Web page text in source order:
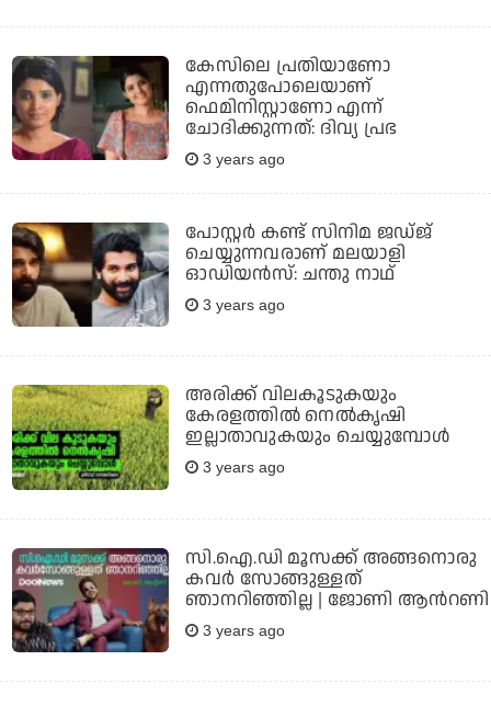
കേസിലെ പ്രതിയാണോ
എന്നതുപോലെയാണ്
ഫെമിനിസ്റ്റാണോ എന്ന്
ചോദിക്കുന്നത്: ദിവ്യ പ്രഭ
3 years ago
പോസ്റ്റര്‍ കണ്ട് സിനിമ ജഡ്ജ്
ചെയ്യുന്നവരാണ് മലയാളി
ഓഡിയന്‍സ്: ചന്തു നാഥ്
3 years ago
അരിക്ക് വിലകൂടുകയും
കേരളത്തില്‍ നെല്‍കൃഷി
ഇല്ലാതാവുകയും ചെയ്യുമ്പോള്‍
3 years ago
സി.ഐ.ഡി മൂസക്ക് അങ്ങനൊരു
കവര്‍ സോങ്ങുള്ളത്
ഞാനറിഞ്ഞില്ല | ജോണി ആന്‍റണി
3 years ago